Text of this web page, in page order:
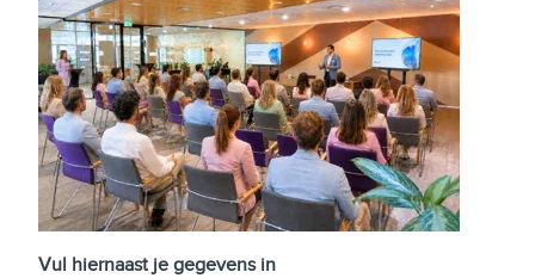
Vul hiernaast je gegevens in